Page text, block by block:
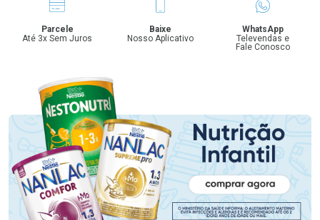
Parcele
Até 3x Sem Juros
Baixe
Nosso Aplicativo
WhatsApp
Televendas e
Fale Conosco